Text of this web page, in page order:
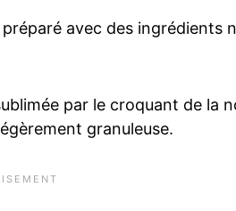
avec des ingrédients
par le croquant de la
granuleuse.